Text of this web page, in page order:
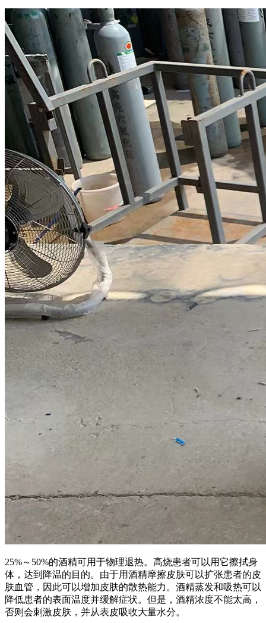
25%～50%的酒精可用于物理退热。高烧患者可以用它擦拭身
体，达到降温的目的。由于用酒精摩擦皮肤可以扩张患者的皮
肤血管，因此可以增加皮肤的散热能力。酒精蒸发和吸热可以
降低患者的表面温度并缓解症状。但是，酒精浓度不能太高，
否则会刺激皮肤，并从表皮吸收大量水分。